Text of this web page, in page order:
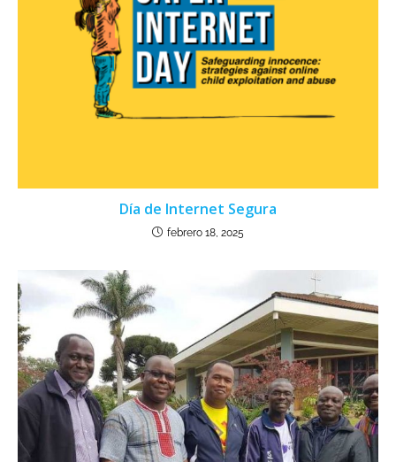
Día de Internet Segura
febrero 18, 2025